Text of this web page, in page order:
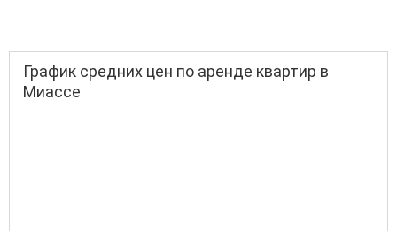
График средних цен по аренде квартир в
Миассе